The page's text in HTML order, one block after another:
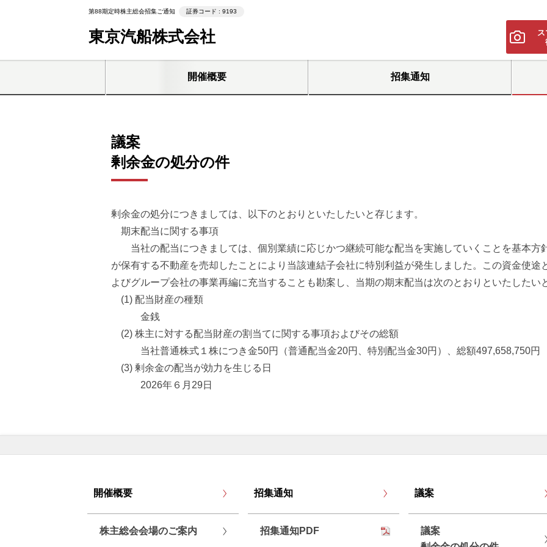
第88期定時株主総会招集ご通知 証券コード : 9193
東京汽船株式会社
開催概要 招集通知
議案
剰余金の処分の件
剰余金の処分につきましては、以下のとおりといたしたいと存じます。
期末配当に関する事項
当社の配当につきましては、個別業績に応じかつ継続可能な配当を実施していくことを基本方
が保有する不動産を売却したことにより当該連結子会社に特別利益が発生しました。この資金使途
よびグループ会社の事業再編に充当することも勘案し、当期の期末配当は次のとおりといたしたい
(1) 配当財産の種類
金銭
(2) 株主に対する配当財産の割当てに関する事項およびその総額
当社普通株式１株につき金50円（普通配当金20円、特別配当金30円）、総額497,658,750円
(3) 剰余金の配当が効力を生じる日
2026年６月29日
開催概要
株主総会会場のご案内
招集通知
招集通知PDF
議案
議案